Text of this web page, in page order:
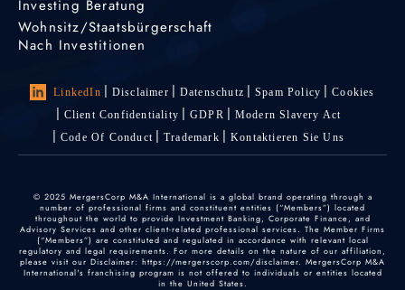
Investing Beratung
Wohnsitz/Staatsbürgerschaft
Nach Investitionen
LinkedIn Disclaimer Datenschutz Spam Policy
Cookies
Client Confidentiality
GDPR
Modern Slavery Act
Code Of Conduct
Trademark Kontaktieren Sie Uns
© 2025 MergersCorp M&A International is a global brand operating through a
number of professional firms and constituent entities (“Members”) located
throughout the world to provide Investment Banking, Corporate Finance, and
Advisory Services and other client-related professional services. The Member Firms
(“Members”) are constituted and regulated in accordance with relevant local
regulatory and legal requirements. For more details on the nature of our affiliation,
please visit our Disclaimer: https://mergerscorp.com/disclaimer. MergersCorp M&A
International's franchising program is not offered to individuals or entities located
in the United States.